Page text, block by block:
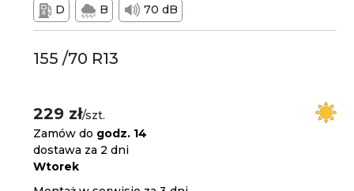
D B 70 dB
155 /70 R13
229 zł/szt.
Zamów do godz. 14
dostawa za 2 dni
Wtorek